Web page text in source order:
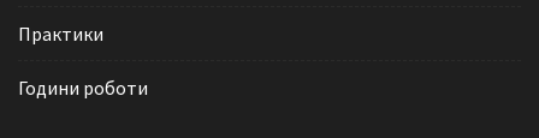
Практики
Години роботи